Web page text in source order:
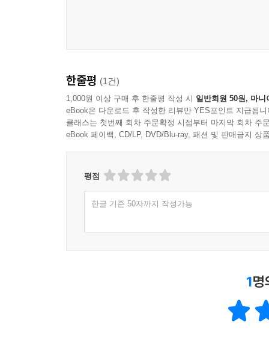
까. 유다교와 견유학파 철학이 서로 영향을 주고
다. 예수의 지혜 신학을 삶에 대한 견유학파적 접
예수의 사회 비판을 견유학파의 사회 비판과 비
유형에 속한다는 의견도 있었다.
마태복음 저자는 마태복음을 쓰기 위한 자료로
하기는 어렵지만, 마가복음에 비판적인 태도를
람의 아들을 전하는 유랑 예언자들의 공동체에서
한줄평 (1건)
1,000원 이상 구매 후 한줄평 작성 시 일반회원 50원, 마니
eBook은 다운로드 후 작성한 리뷰만 YES포인트 지급됩니
클래스는 첫번째 회차 주문확정 시점부터 마지막 회차 주
eBook 페이백, CD/LP, DVD/Blu-ray, 패션 및 판매금지 상
평점
한글 기준 50자까지 작성가능
1명